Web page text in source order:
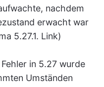
nachdem
erwacht war
5.27.1. Link)
in 5.27 wurde
Umständen